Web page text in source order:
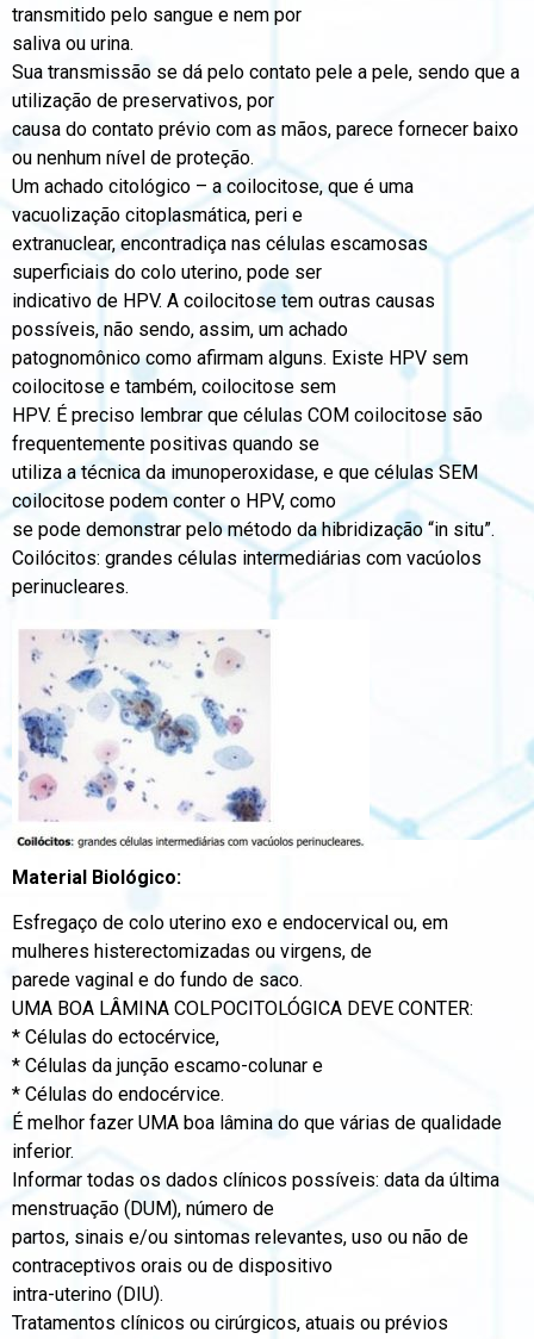
transmitido pelo sangue e nem por
saliva ou urina.
Sua transmissão se dá pelo contato pele a pele, sendo que a
utilização de preservativos, por
causa do contato prévio com as mãos, parece fornecer baixo
ou nenhum nível de proteção.
Um achado citológico – a coilocitose, que é uma
vacuolização citoplasmática, peri e
extranuclear, encontradiça nas células escamosas
superficiais do colo uterino, pode ser
indicativo de HPV. A coilocitose tem outras causas
possíveis, não sendo, assim, um achado
patognomônico como afirmam alguns. Existe HPV sem
coilocitose e também, coilocitose sem
HPV. É preciso lembrar que células COM coilocitose são
frequentemente positivas quando se
utiliza a técnica da imunoperoxidase, e que células SEM
coilocitose podem conter o HPV, como
se pode demonstrar pelo método da hibridização “in situ”.
Coilócitos: grandes células intermediárias com vacúolos
perinucleares.
Material Biológico:
Esfregaço de colo uterino exo e endocervical ou, em
mulheres histerectomizadas ou virgens, de
parede vaginal e do fundo de saco.
UMA BOA LÂMINA COLPOCITOLÓGICA DEVE CONTER:
* Células do ectocérvice,
* Células da junção escamo-colunar e
* Células do endocérvice.
É melhor fazer UMA boa lâmina do que várias de qualidade
inferior.
Informar todas os dados clínicos possíveis: data da última
menstruação (DUM), número de
partos, sinais e/ou sintomas relevantes, uso ou não de
contraceptivos orais ou de dispositivo
intra-uterino (DIU).
Tratamentos clínicos ou cirúrgicos, atuais ou prévios